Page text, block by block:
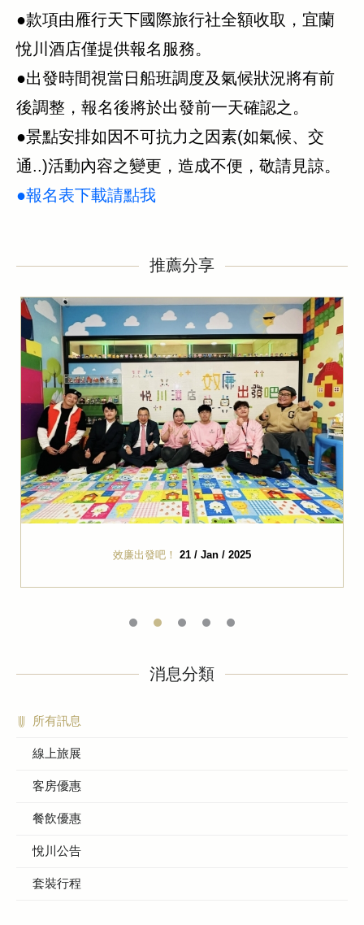
●款項由雁行天下國際旅行社全額收取，宜蘭
悅川酒店僅提供報名服務。
●出發時間視當日船班調度及氣候狀況將有前
後調整，報名後將於出發前一天確認之。
●景點安排如因不可抗力之因素(如氣候、交
通..)活動內容之變更，造成不便，敬請見諒。
●報名表下載請點我
推薦分享
效廉出發吧！ 21 / Jan / 2025
消息分類
所有訊息
線上旅展
客房優惠
餐飲優惠
悅川公告
套裝行程